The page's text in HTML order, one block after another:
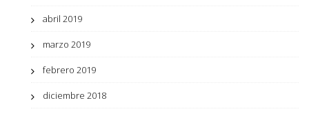
abril 2019
marzo 2019
febrero 2019
diciembre 2018